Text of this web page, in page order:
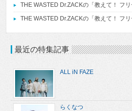
THE WASTED Dr.ZACKの「教えて！ フ
THE WASTED Dr.ZACKの「教えて！ フ
最近の特集記事
ALL iN FAZE
らくなつ